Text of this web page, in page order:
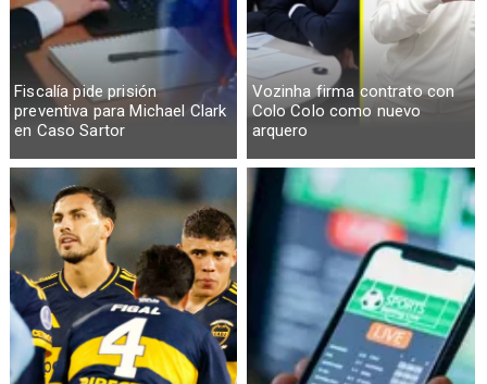
Fiscalía pide prisión
preventiva para Michael Clark
en Caso Sartor
Vozinha firma contrato con
Colo Colo como nuevo
arquero